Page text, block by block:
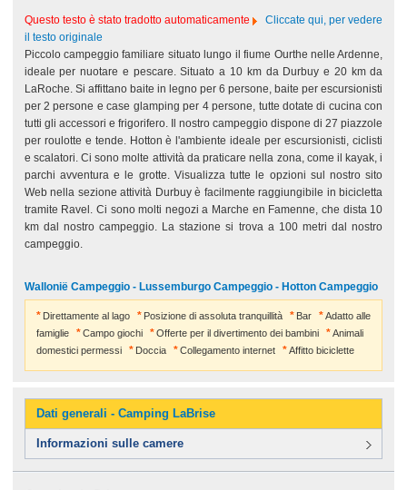
Questo testo è stato tradotto automaticamente
Cliccate qui, per vedere
il testo originale
Piccolo campeggio familiare situato lungo il fiume Ourthe nelle Ardenne,
ideale per nuotare e pescare. Situato a 10 km da Durbuy e 20 km da
LaRoche. Si affittano baite in legno per 6 persone, baite per escursionisti
per 2 persone e case glamping per 4 persone, tutte dotate di cucina con
tutti gli accessori e frigorifero. Il nostro campeggio dispone di 27 piazzole
per roulotte e tende. Hotton è l'ambiente ideale per escursionisti, ciclisti
e scalatori. Ci sono molte attività da praticare nella zona, come il kayak, i
parchi avventura e le grotte. Visualizza tutte le opzioni sul nostro sito
Web nella sezione attività Durbuy è facilmente raggiungibile in bicicletta
tramite Ravel. Ci sono molti negozi a Marche en Famenne, che dista 10
km dal nostro campeggio. La stazione si trova a 100 metri dal nostro
campeggio.
Wallonië Campeggio - Lussemburgo Campeggio - Hotton Campeggio
Direttamente al lago Posizione di assoluta tranquillità Bar
Adatto alle
famiglie
Campo giochi Offerte per il divertimento dei bambini
Animali
domestici permessi
Doccia Collegamento internet Affitto biciclette
Dati generali - Camping LaBrise
Informazioni sulle camere